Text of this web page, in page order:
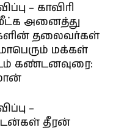
– காவிரி
மீட்க அனைத்து
தலைவர்கள்
மக்கள்
கண்டனவுரை:
–
தீரன்